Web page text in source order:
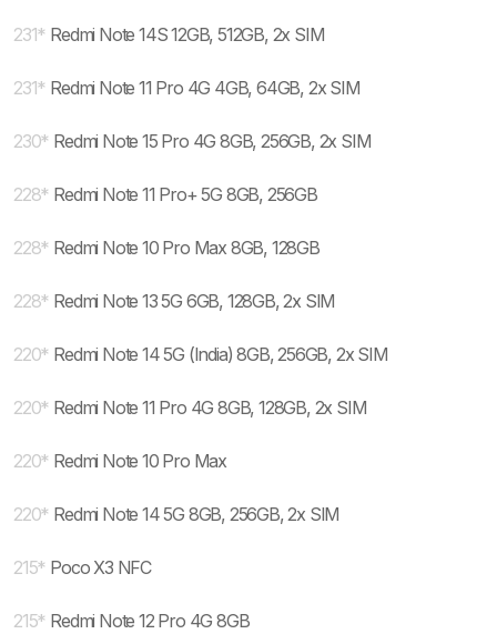
231* Redmi Note 14S 12GB, 512GB, 2x SIM
231* Redmi Note 11 Pro 4G 4GB, 64GB, 2x SIM
230* Redmi Note 15 Pro 4G 8GB, 256GB, 2x SIM
228* Redmi Note 11 Pro+ 5G 8GB, 256GB
228* Redmi Note 10 Pro Max 8GB, 128GB
228* Redmi Note 13 5G 6GB, 128GB, 2x SIM
220* Redmi Note 14 5G (India) 8GB, 256GB, 2x SIM
220* Redmi Note 11 Pro 4G 8GB, 128GB, 2x SIM
220* Redmi Note 10 Pro Max
220* Redmi Note 14 5G 8GB, 256GB, 2x SIM
215* Poco X3 NFC
215* Redmi Note 12 Pro 4G 8GB